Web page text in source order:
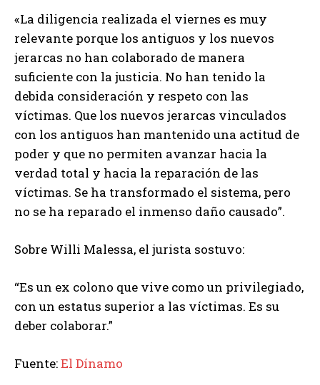
«La diligencia realizada el viernes es muy
relevante porque los antiguos y los nuevos
jerarcas no han colaborado de manera
suficiente con la justicia. No han tenido la
debida consideración y respeto con las
víctimas. Que los nuevos jerarcas vinculados
con los antiguos han mantenido una actitud de
poder y que no permiten avanzar hacia la
verdad total y hacia la reparación de las
víctimas. Se ha transformado el sistema, pero
no se ha reparado el inmenso daño causado”.
Sobre Willi Malessa, el jurista sostuvo:
“Es un ex colono que vive como un privilegiado,
con un estatus superior a las víctimas. Es su
deber colaborar.”
Fuente:El Dínamo